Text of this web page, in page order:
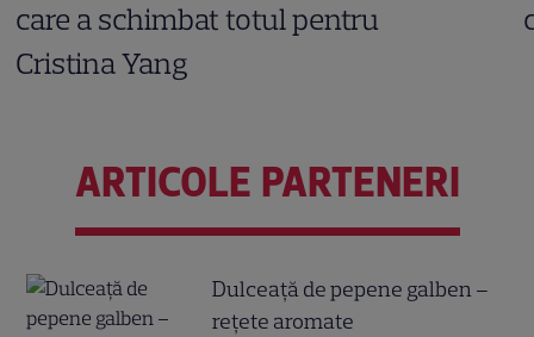
care a schimbat totul pentru
Cristina Yang
ARTICOLE PARTENERI
Dulceață de pepene galben –
rețete aromate